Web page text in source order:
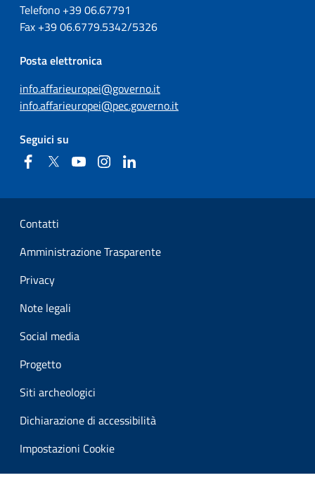
Telefono +3906.67791
Fax +3906.6779.5342/5326
Posta elettronica
info.affarieuropei@governo.it
info.affarieuropei@pec.governo.it
Seguici su
FacebookTwitter YouTubeInstagram
Sezione Link Utili
Contatti
Amministrazione Trasparente
Privacy
Note legali
Social media
Progetto
Siti archeologici
Dichiarazione di accessibilità
Impostazioni Cookie